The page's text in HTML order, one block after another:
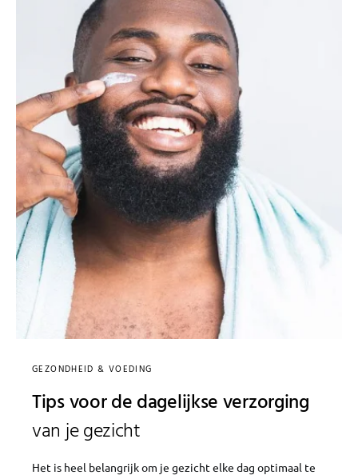
GEZONDHEID & VOEDING
Tips voor de dagelijkse verzorging
van je gezicht
Het is heel belangrijk om je gezicht elke dag optimaal te